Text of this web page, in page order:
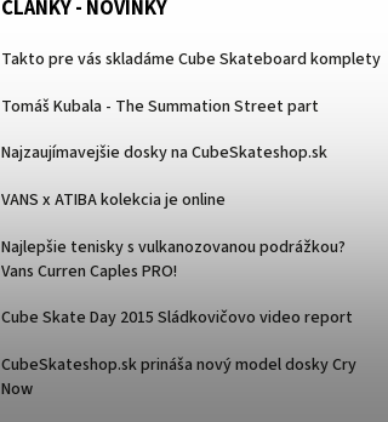
ČLÁNKY - NOVINKY
Takto pre vás skladáme Cube Skateboard komplety
Tomáš Kubala - The Summation Street part
Najzaujímavejšie dosky na CubeSkateshop.sk
VANS x ATIBA kolekcia je online
Najlepšie tenisky s vulkanozovanou podrážkou?
Vans Curren Caples PRO!
Cube Skate Day 2015 Sládkovičovo video report
CubeSkateshop.sk prináša nový model dosky Cry
Now